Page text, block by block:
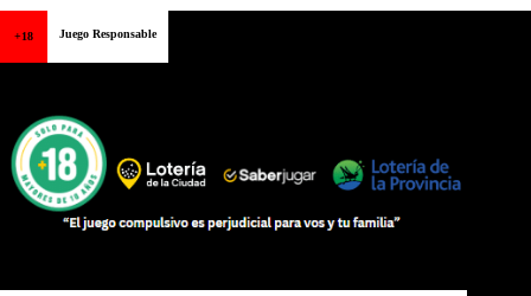
+18 Juego Responsable